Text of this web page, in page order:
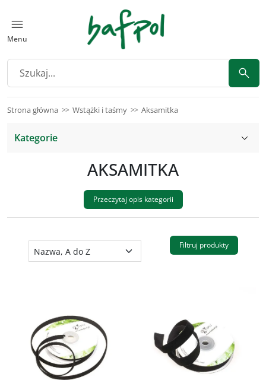
Menu
Strona główna Wstążki i taśmy Aksamitka
Kategorie
AKSAMITKA
Przeczytaj opis kategorii
Filtruj produkty